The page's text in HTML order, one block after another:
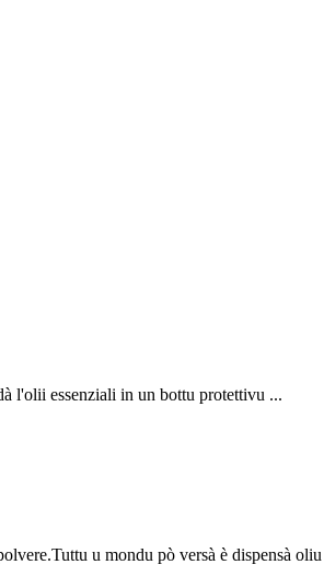
l'olii essenziali in un bottu protettivu ...
u mondu pò versà è dispensà oliu